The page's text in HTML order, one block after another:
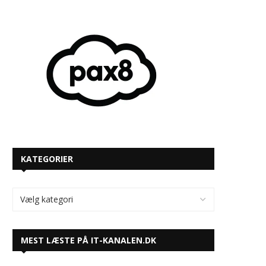
KATEGORIER
MEST LÆSTE PÅ IT-KANALEN.DK